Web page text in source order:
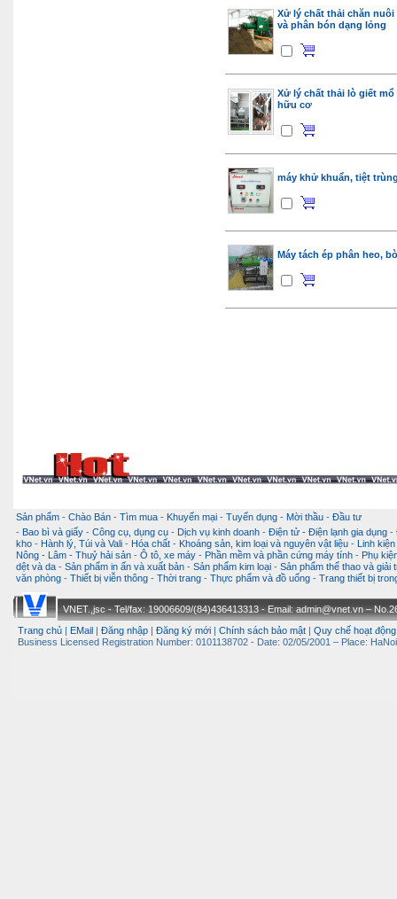
Xử lý chất thải chăn
và phân bón dạng lỏng
Xử lý chất thải lò giết
hữu cơ
máy khử khuẩn, tiệt
Máy tách ép phân heo,
Sản phẩm - Chào Bán - Tìm mua - Khuyến mại - Tuyển dụng - Mời thầu - Đầu tư
- Bao bì và giấy - Công cụ, dụng cụ - Dịch vụ kinh doanh - Điện tử - Điện lạnh gia dụng -
kho - Hành lý, Túi và Vali - Hóa chất - Khoáng sản, kim loại và nguyên vật liệu -
Linh
Nông - Lâm - Thuỷ hải sản - Ô tô, xe máy - Phần mềm và phần cứng máy tính - Phụ
dệt và da - Sản phẩm in ấn và xuất bản - Sản phẩm kim loại - Sản phẩm thể thao và giải
văn phòng - Thiết bị viễn thông - Thời trang - Thực phẩm và đồ uống - Trang thiết bị
VNET.,jsc - Tel/fax: 19006609/(84)436413313 - Email: admin@vnet.vn –
Trang chủ
EMail Đăng nhập Đăng ký mới Chính sách bảo mật Quy chế hoạt động
Business Licensed Registration Number: 0101138702 - Date: 02/05/2001 – Place: